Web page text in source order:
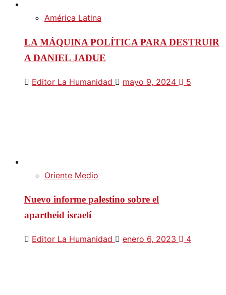
América Latina
LA MÁQUINA POLÍTICA PARA DESTRUIR
A DANIEL JADUE
Editor La Humanidad mayo 9, 2024 5
Oriente Medio
Nuevo informe palestino sobre el
apartheid israelí
Editor La Humanidad enero 6, 2023 4